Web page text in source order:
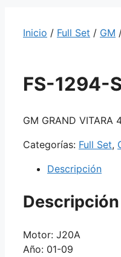
Inicio / Full Set / GM
FS-1294-
GM GRAND VITARA
Categorías: Full Set,
Descripción
Descripción
Motor: J20A
Año: 01-09